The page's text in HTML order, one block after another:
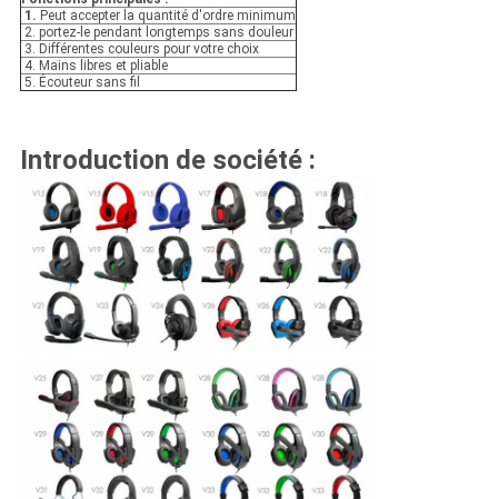
1. Peut accepter la quantité d'ordre minimum
2. portez-le pendant longtemps sans douleur
3. Différentes couleurs pour votre choix
4. Mains libres et pliable
5. Écouteur sans fil
Introduction de société :